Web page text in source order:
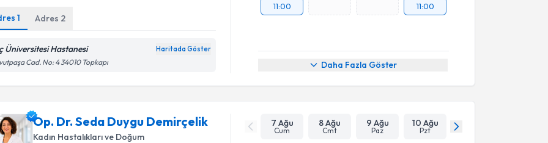
1 Adres 2
Üniversitesi Hastanesi Haritada Göster
Cad. No: 4 34010 Topkapı
11:00
11:00
Daha Fazla Göster
Op. Dr. Seda Duygu Demirçelik
Kadın Hastalıkları ve Doğum
7 Ağu
Cum
8 Ağu
Cmt
9 Ağu
Paz
10 Ağu
Pzt